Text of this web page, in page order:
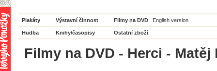
Plakáty Výstavní činnost Filmy na DVD English version
Hudba Knihy/časopisy Ostatní zboží
Filmy na DVD - Herci -